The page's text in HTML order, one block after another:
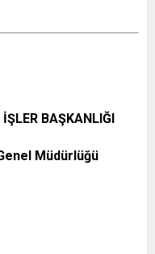
BAŞKANLIĞI
Müdürlüğü